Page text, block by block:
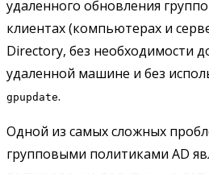
удаленного обновления
клиентах (компьютерах и
Directory, без необходимости
удаленной машине и без
gpupdate.
Одной из самых сложных
групповыми политиками AD